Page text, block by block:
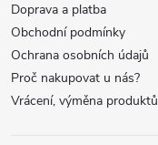
Doprava a platba
Obchodní podmínky
Ochrana osobních údajů
Proč nakupovat u nás?
Vrácení, výměna produktů